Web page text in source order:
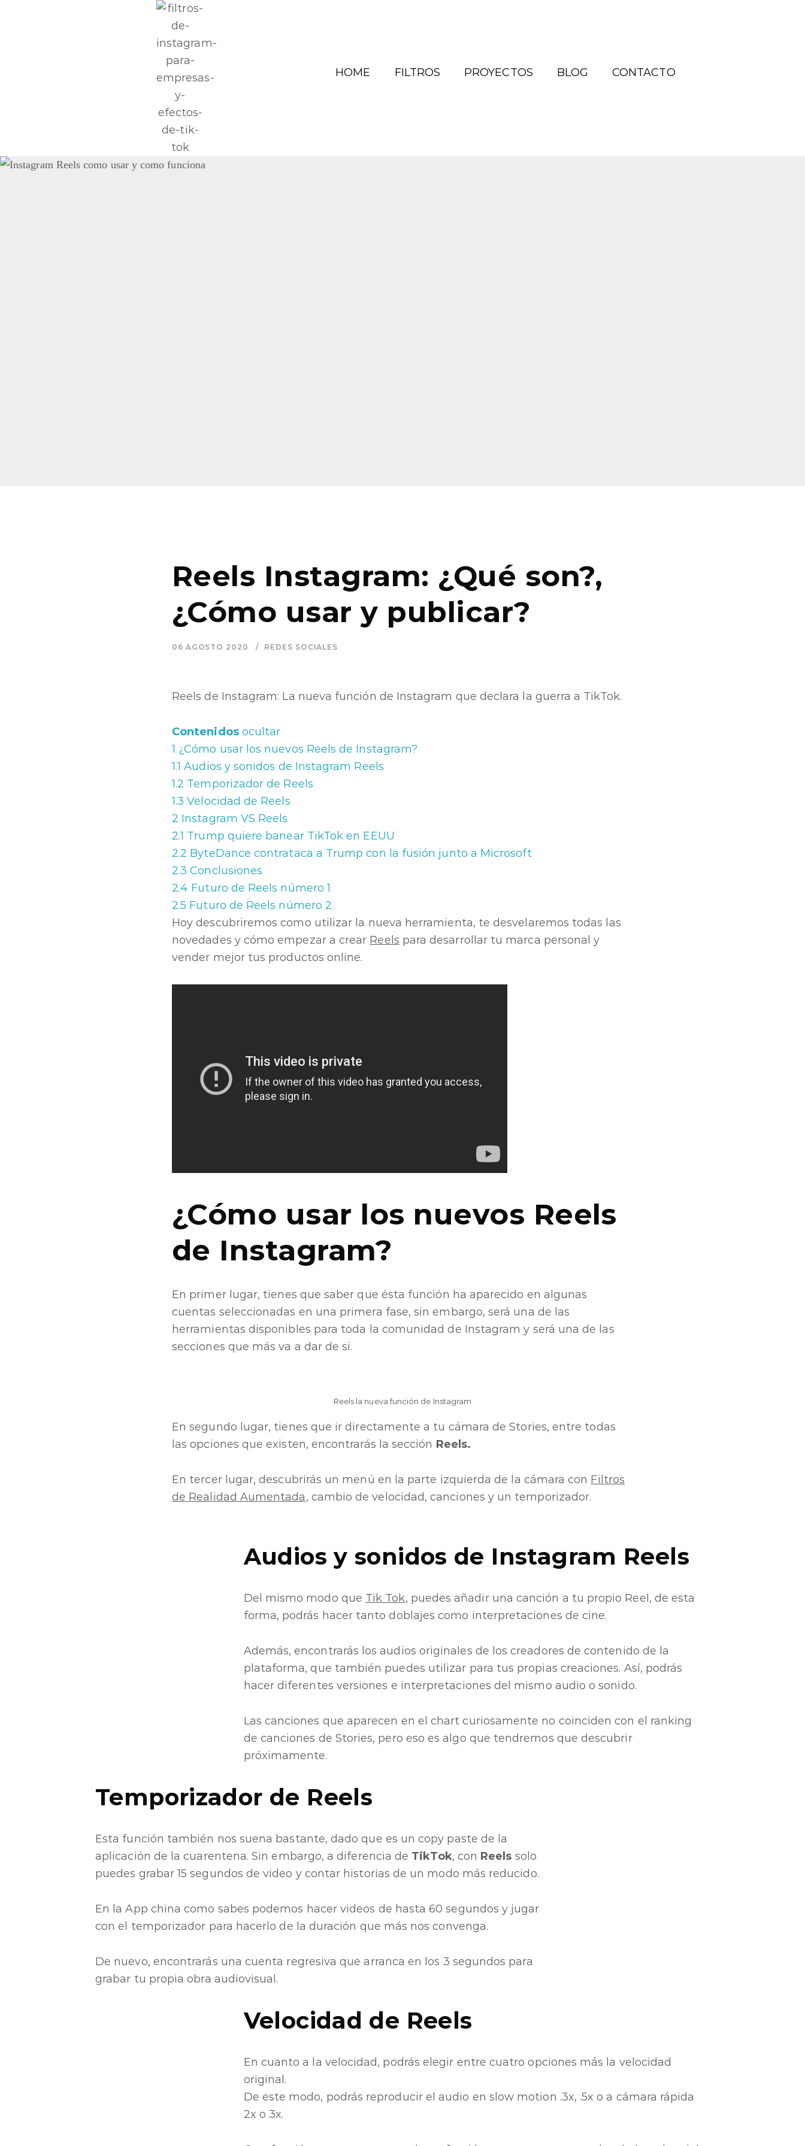
HOME FILTROS PROYECTOS BLOG CONTACTO
Reels Instagram: ¿Qué son?,
¿Cómo usar y publicar?
06 AGOSTO 2020 REDES SOCIALES
Reels de Instagram: La nueva función de Instagram que declara la guerra a TikTok.
Contenidos ocultar
1 ¿Cómo usar los nuevos Reels de Instagram?
1.1 Audios y sonidos de Instagram Reels
1.2 Temporizador de Reels
1.3 Velocidad de Reels
2 Instagram VS Reels
2.1 Trump quiere banear TikTok en EEUU
2.2 ByteDance contrataca a Trump con la fusión junto a Microsoft
2.3 Conclusiones
2.4 Futuro de Reels número 1
2.5 Futuro de Reels número 2
Hoy descubriremos como utilizar la nueva herramienta, te desvelaremos todas las
novedades y cómo empezar a crear Reels para desarrollar tu marca personal y
vender mejor tus productos online.
¿Cómo usar los nuevos Reels
de Instagram?
En primer lugar, tienes que saber que ésta función ha aparecido en algunas
cuentas seleccionadas en una primera fase, sin embargo, será una de las
herramientas disponibles para toda la comunidad de Instagram y será una de las
secciones que más va a dar de si.
Reels la nueva función de Instagram
En segundo lugar, tienes que ir directamente a tu cámara de Stories, entre todas
las opciones que existen, encontrarás la sección Reels.
En tercer lugar, descubrirás un menú en la parte izquierda de la cámara con Filtros
de Realidad Aumentada, cambio de velocidad, canciones y un temporizador.
Audios y sonidos de Instagram Reels
Del mismo modo que Tik Tok, puedes añadir una canción a tu propio Reel, de esta
forma, podrás hacer tanto doblajes como interpretaciones de cine.
Además, encontrarás los audios originales de los creadores de contenido de la
plataforma, que también puedes utilizar para tus propias creaciones. Así, podrás
hacer diferentes versiones e interpretaciones del mismo audio o sonido.
Las canciones que aparecen en el chart curiosamente no coinciden con el ranking
de canciones de Stories, pero eso es algo que tendremos que descubrir
próximamente.
Temporizador de Reels
Esta función también nos suena bastante, dado que es un copy paste de la
aplicación de la cuarentena. Sin embargo, a diferencia de TikTok, con Reels solo
puedes grabar 15 segundos de video y contar historias de un modo más reducido.
En la App china como sabes podemos hacer videos de hasta 60 segundos y jugar
con el temporizador para hacerlo de la duración que más nos convenga.
De nuevo, encontrarás una cuenta regresiva que arranca en los 3 segundos para
grabar tu propia obra audiovisual.
Velocidad de Reels
En cuanto a la velocidad, podrás elegir entre cuatro opciones más la velocidad
original.
De este modo, podrás reproducir el audio en slow motion .3x, .5x o a cámara rápida
2x o 3x.